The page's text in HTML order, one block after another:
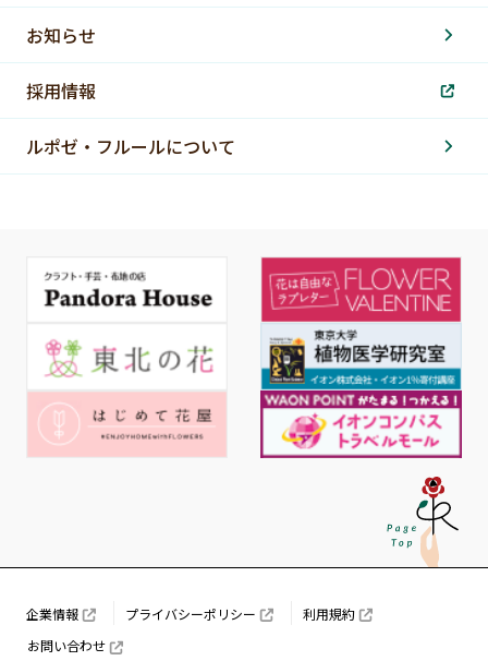
お知らせ
採用情報
ルポゼ・フルールについて
企業情報 プライバシーポリシー
利用規約
お問い合わせ